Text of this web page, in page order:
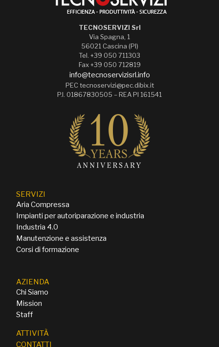
TECNOSERVIZI Srl
Via Spagna, 1
56021 Cascina (PI)
Tel. +39 050 711303
Fax +39 050 712819
info@tecnoservizisrl.info
PEC tecnoservizi@pec.dibix.it
P.I. 01867830505 – REA PI 161541
SERVIZI
Aria Compressa
Impianti per autoriparazione e industria
Industria 4.0
Manutenzione e assistenza
Corsi di formazione
AZIENDA
Chi Siamo
Mission
Staff
ATTIVITÀ
CONTATTI